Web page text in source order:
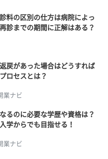
料の区別の仕方は病院によっ
診までの期間に正解はある？
戻があった場合はどうすれば
ロセスとは？
業ナビ
るのに必要な学歴や資格は？
学からでも目指せる！
業ナビ